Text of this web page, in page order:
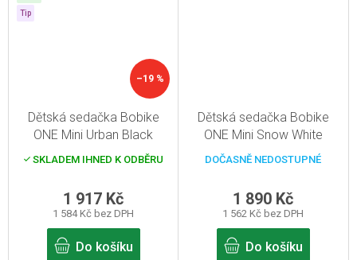
Tip
–19 %
Dětská sedačka Bobike
ONE Mini Urban Black
SKLADEM IHNED K ODBĚRU
1 584 Kč bez DPH
1 917 Kč
Do košíku
Dětská sedačka Bobike
ONE Mini Snow White
DOČASNĚ NEDOSTUPNÉ
1 562 Kč bez DPH
1 890 Kč
Do košíku